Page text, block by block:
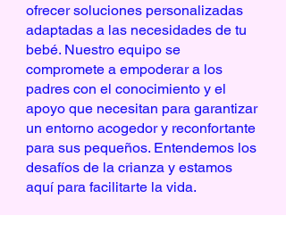
ofrecer soluciones personalizadas
adaptadas a las necesidades de tu
bebé. Nuestro equipo se
compromete a empoderar a los
padres con el conocimiento y el
apoyo que necesitan para garantizar
un entorno acogedor y reconfortante
para sus pequeños. Entendemos los
desafíos de la crianza y estamos
aquí para facilitarte la vida.